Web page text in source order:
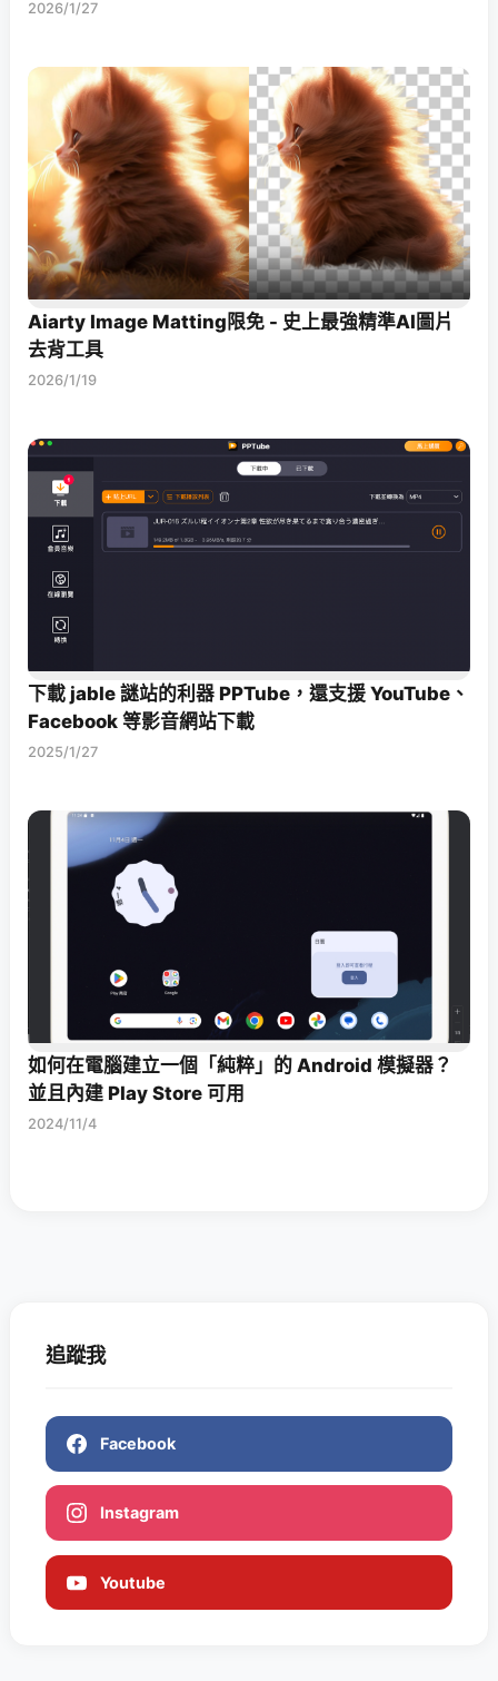
2026/1/27
Aiarty Image Matting限免 - 史上最強精準AI圖片
去背工具
2026/1/19
下載 jable 謎站的利器 PPTube，還支援 YouTube、
Facebook 等影音網站下載
2025/1/27
如何在電腦建立一個「純粹」的 Android 模擬器？
並且內建 Play Store 可用
2024/11/4
追蹤我
Facebook
Instagram
Youtube